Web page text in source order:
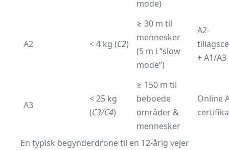
mode)
A2 < 4 kg (C2)
≥ 30 m til
mennesker
(5 m i “slow
mode”)
A2-
+ A1/A3
A3
< 25 kg
(C3/C4)
≥ 150 m til
beboede
områder &
mennesker
Online
En typisk begynderdrone til en 12-årig vejer